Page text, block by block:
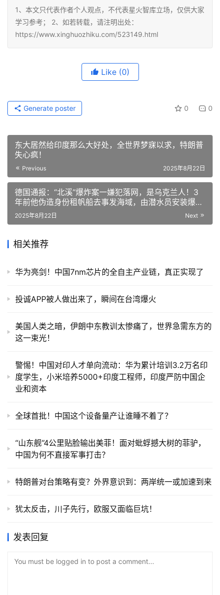
1、本文只代表作者个人观点，不代表星火智库立场，仅供大家
学习参考； 2、如若转载，请注明出处：
https://www.xinghuozhiku.com/523149.html
Like (0)
0 0
Generate poster
东大居然给印度那么大好处，全世界梦寐以求，特朗普
失心疯！
Previous 2025年8月22日
德国通报：“北溪”爆炸案一嫌犯落网，是乌克兰人！3
年前他伪造身份租帆船去事发海域，由潜水员安装爆炸
物！乌方曾否认参与
Next
2025年8月22日
相关推荐
华为亮剑！中国7nm芯片的全自主产业链，真正实现了
投诚APP被人做出来了，瞬间在台湾爆火
美国人类之暗，伊朗中东教训太惨痛了，世界急需东方的
这一束光！
警惕！中国对印人才单向流动：华为累计培训3.2万名印
度学生，小米培养5000+印度工程师，印度严防中国企
业和资本
全球首批！中国这个设备量产让谁睡不着了？
“山东舰”4公里贴脸输出美菲！面对蚍蜉撼大树的菲驴，
中国为何不直接军事打击？
特朗普对台策略有变？外界意识到：两岸统一或加速到来
犹太反击，川子先行，欧服又面临巨坑！
发表回复
You must be logged in to post a comment...